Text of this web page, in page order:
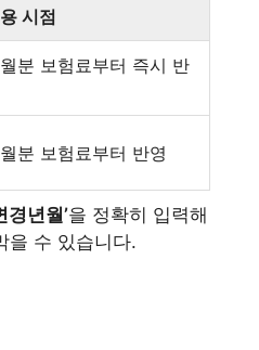
시점
분 보험료부터 즉시 반
분 보험료부터 반영
경년월’을 정확히 입력해
을 수 있습니다.